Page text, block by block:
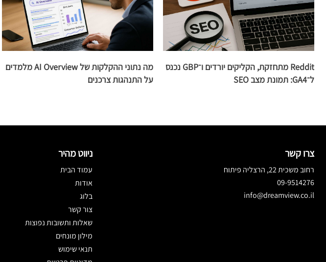
Reddit מתחזקת, הקליקים יורדים ו־GBP נכנס
ל־GA4: תמונת מצב SEO
מה נתוני ההקלקות של AI Overview מלמדים
על התנהגות צרכנים
צרו קשר
רחוב משכית 22, הרצליה פיתוח
09-9514276
info@dreamview.co.il
ניווט מהיר
עמוד הבית
אודות
בלוג
צור קשר
שאלות ותשובות נפוצות
מילון מונחים
תנאי שימוש